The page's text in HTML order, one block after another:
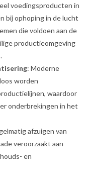
voedingsproducten in
bij ophoping in de lucht
die voldoen aan de
productieomgeving
: Moderne
worden
waardoor
onderbrekingen in het
afzuigen van
veroorzaakt aan
en